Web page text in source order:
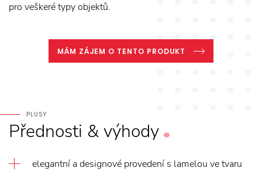
pro veškeré typy objektů.
MÁM ZÁJEM O TENTO PRODUKT
PLUSY
Přednosti &výhody
elegantní a designové provedení s lamelou ve tvaru